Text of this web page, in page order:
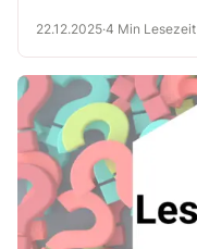
22.12.2025·4 Min Lesezeit